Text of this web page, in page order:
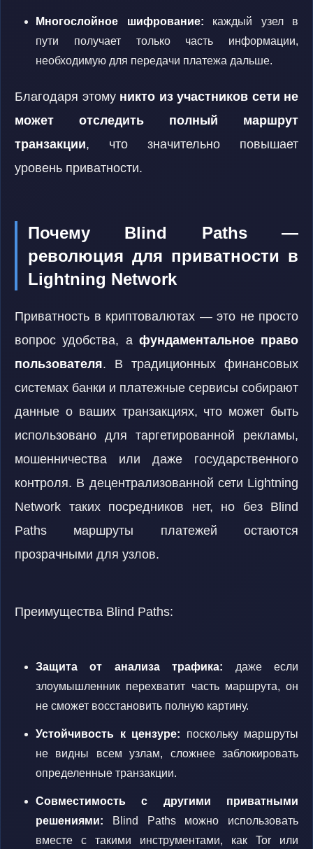
Многослойное шифрование: каждый узел в
пути получает только часть информации,
необходимую для передачи платежа дальше.
Благодаря этому никто из участников сети не
может отследить полный маршрут
транзакции, что значительно повышает
уровень приватности.
Почему Blind Paths —
революция для приватности в
Lightning Network
Приватность в криптовалютах — это не просто
вопрос удобства, а фундаментальное право
пользователя. В традиционных финансовых
системах банки и платежные сервисы собирают
данные о ваших транзакциях, что может быть
использовано для таргетированной рекламы,
мошенничества или даже государственного
контроля. В децентрализованной сети Lightning
Network таких посредников нет, но без Blind
Paths маршруты платежей остаются
прозрачными для узлов.
Преимущества Blind Paths:
Защита от анализа трафика: даже если
злоумышленник перехватит часть маршрута, он
не сможет восстановить полную картину.
Устойчивость к цензуре: поскольку маршруты
не видны всем узлам, сложнее заблокировать
определенные транзакции.
Совместимость с другими приватными
решениями: Blind Paths можно использовать
вместе с такими инструментами, как Tor или